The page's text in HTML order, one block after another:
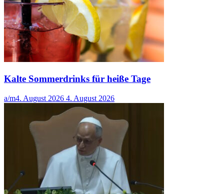
Kalte Sommerdrinks für heiße Tage
a/m4. August 2026 4. August 2026